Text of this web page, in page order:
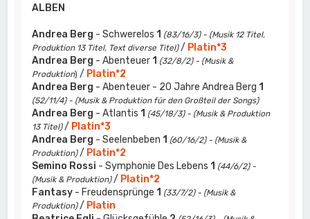
ALBEN
Andrea Berg - Schwerelos 1 (83/16/3) - (Musik 12 Titel,
Produktion 13 Titel, Text diverse Titel)/ Platin*3
Andrea Berg - Abenteuer 1 (32/8/2) - (Musik &
Produktion) / Platin*2
Andrea Berg - Abenteuer - 20 Jahre Andrea Berg 1
(52/11/4) - (Musik & Produktion für den Großteil der Songs)
Andrea Berg - Atlantis 1 (45/18/3) - (Musik & Produktion
13 Titel)/ Platin*3
Andrea Berg - Seelenbeben 1 (60/16/2) - (Musik &
Produktion)/ Platin*2
Semino Rossi - Symphonie Des Lebens 1 (44/6/2) -
(Musik & Produktion)/ Platin*2
Fantasy - Freudensprünge 1 (33/7/2) - (Musik &
Produktion)/ Platin